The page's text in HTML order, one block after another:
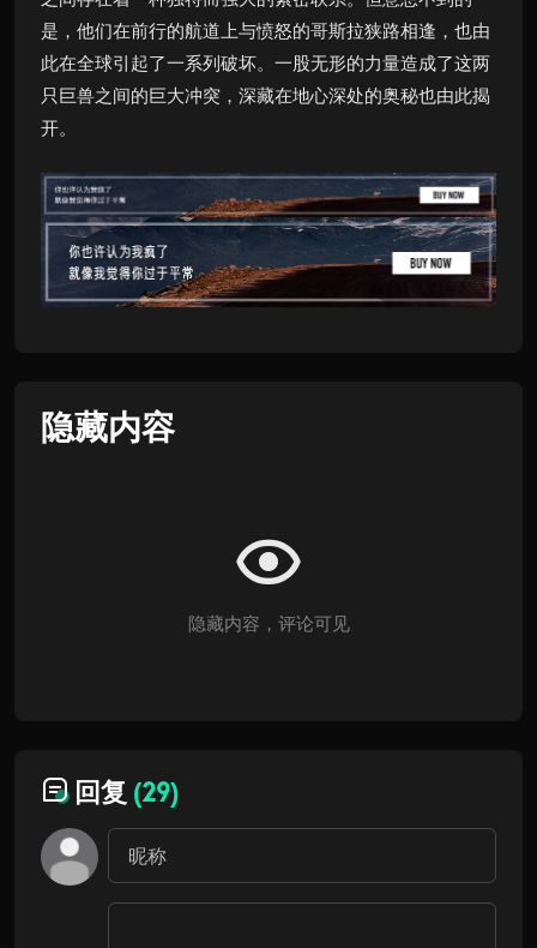
是，他们在前行的航道上与愤怒的哥斯拉狭路相逢，也由
此在全球引起了一系列破坏。一股无形的力量造成了这两
只巨兽之间的巨大冲突，深藏在地心深处的奥秘也由此揭
开。
隐藏内容
隐藏内容，评论可见
回复 (29)